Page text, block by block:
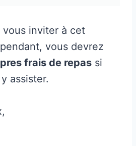
vous inviter à cet
vous devrez
frais de repas si
assister.